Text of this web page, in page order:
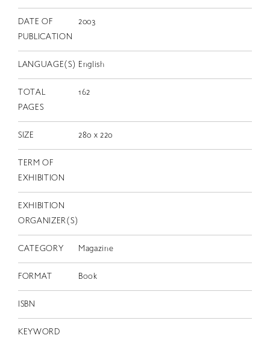
DATE OF
PUBLICATION
2003
LANGUAGE(S) English
TOTAL
PAGES
162
SIZE 280 x 220
TERM OF
EXHIBITION
EXHIBITION
ORGANIZER(S)
CATEGORY Magazine
FORMAT Book
ISBN
KEYWORD